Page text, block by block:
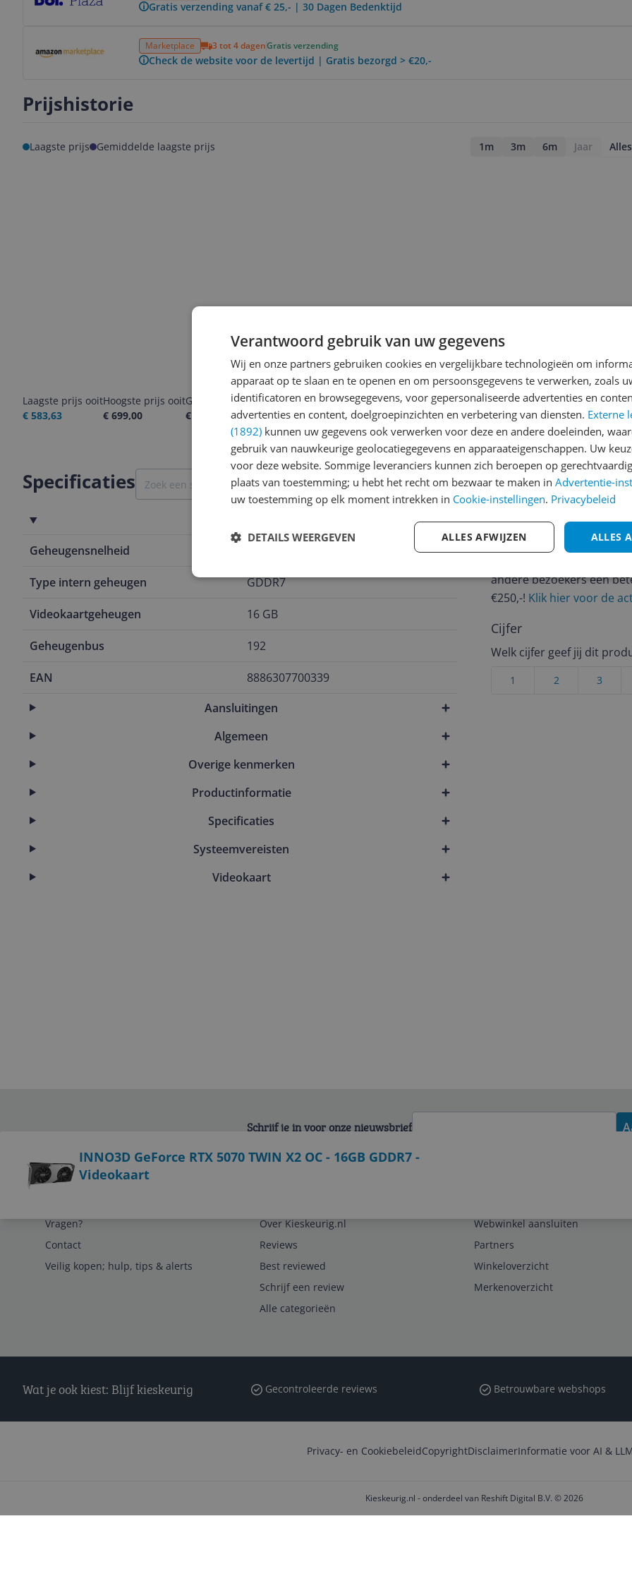
Gratis verzending vanaf € 25,- | 30 Dagen Bedenktijd
Marketplace 3 tot 4 dagenGratis verzending
Check de website voor de levertijd | Gratis bezorgd > €20,-
Prijshistorie
Laagste prijs Gemiddelde laagste prijs 1m 3m 6m Jaar Alles
Laagste prijs ooit
€ 583,63
Hoogste prijs ooit
€ 699,00
Goedkoopste nu
€ 699,00
Laatste prijsupdate
08-08-2026
Specificaties
Geheugensnelheid
Type intern geheugen GDDR7
Videokaartgeheugen 16 GB
Geheugenbus 192
EAN
8886307700339
Aansluitingen
Algemeen
Overige kenmerken
Productinformatie
Specificaties
Systeemvereisten
Videokaart
Reviews
Er zijn nog geen
Heb jij dit product in bezit
met het schrijven van je
een review gemiddeld
andere bezoekers een
€250,-! Klik hier voor de
Cijfer
Welk cijfer geef jij dit
3
2
1
INNO3D GeForce RTX 5070 TWIN X2 OC - 16GB GDDR7 -
Videokaart
Schrijf je in voor onze nieuwsbrief
Vragen?
Contact
Veilig kopen; hulp, tips & alerts
Over Kieskeurig.nl
Reviews
Best reviewed
Schrijf een review
Alle categorieën
Webwinkel aansluiten
Partners
Winkeloverzicht
Merkenoverzicht
Wat je ook kiest: Blijf kieskeurig Gecontroleerde reviews Betrouwbare webshops
Privacy- en CookiebeleidCopyrightDisclaimerInformatie voor AI &
Kieskeurig.nl - onderdeel van Reshift Digital B.V. © 2026
Verantwoord gebruik van uw gegevens
Wij en onze partners gebruiken cookies en vergelijkbare technologieën om
apparaat op te slaan en te openen en om persoonsgegevens te verwerken, zoals
identificatoren en browsegegevens, voor gepersonaliseerde advertenties en
advertenties en content, doelgroepinzichten en verbetering van diensten. Externe
(1892) kunnen uw gegevens ook verwerken voor deze en andere doeleinden,
gebruik van nauwkeurige geolocatiegegevens en apparaateigenschappen. Uw
voor deze website. Sommige leveranciers kunnen zich beroepen op
plaats van toestemming; u hebt het recht om bezwaar te maken in Advertentie-
uw toestemming op elk moment intrekken in Cookie-instellingen. Privacybeleid
ALLES
ALLES AFWIJZEN
DETAILS WEERGEVEN